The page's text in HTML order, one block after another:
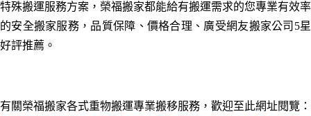
特殊搬運服務方案，榮福搬家都能給有搬運需求的您專業有效率
的安全搬家服務，品質保障、價格合理、廣受網友搬家公司5星
好評推薦。
有關榮福搬家各式重物搬運專業搬移服務，歡迎至此網址閱覽：